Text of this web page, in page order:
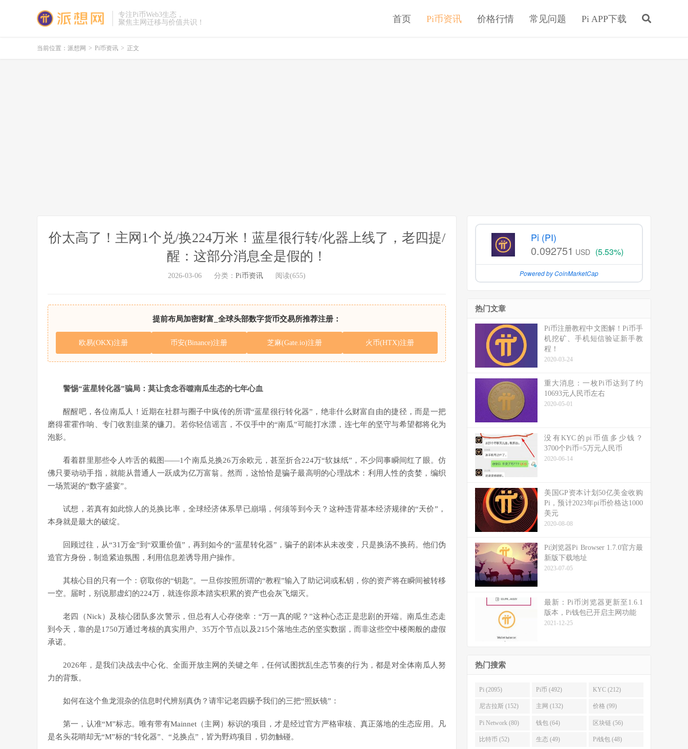
专注Pi币Web3生态，
聚焦主网迁移与价值共识！
首页 Pi币资讯 价格行情 常见问题 Pi APP下载
当前位置： 派想网 > Pi币资讯 > 正文
价太高了！主网1个兑/换224万米！蓝星很行转/化器上线了，老四提/
醒：这部分消息全是假的！
2026-03-06 分类： Pi币资讯 阅读(655)
提前布局加密财富_全球头部数字货币交易所推荐注册：
欧易(OKX)注册 币安(Binance)注册 芝麻(Gate.io)注册 火币(HTX)注册
警惕“蓝星转化器”骗局：莫让贪念吞噬南瓜生态的七年心血
醒醒吧，各位南瓜人！近期在社群与圈子中疯传的所谓“蓝星很行转化器”，绝非什么财富自由的捷径，而是一把
磨得霍霍作响、专门收割韭菜的镰刀。若你轻信谣言，不仅手中的“南瓜”可能打水漂，连七年的坚守与希望都将化为
泡影。
看着群里那些令人咋舌的截图——1个南瓜兑换26万余欧元，甚至折合224万“软妹纸”，不少同事瞬间红了眼。仿
佛只要动动手指，就能从普通人一跃成为亿万富翁。然而，这恰恰是骗子最高明的心理战术：利用人性的贪婪，编织
一场荒诞的“数字盛宴”。
试想，若真有如此惊人的兑换比率，全球经济体系早已崩塌，何须等到今天？这种违背基本经济规律的“天价”，
本身就是最大的破绽。
回顾过往，从“31万金”到“双重价值”，再到如今的“蓝星转化器”，骗子的剧本从未改变，只是换汤不换药。他们伪
造官方身份，制造紧迫氛围，利用信息差诱导用户操作。
其核心目的只有一个：窃取你的“钥匙”。一旦你按照所谓的“教程”输入了助记词或私钥，你的资产将在瞬间被转移
一空。届时，别说那虚幻的224万，就连你原本踏实积累的资产也会灰飞烟灭。
老四（Nick）及核心团队多次警示，但总有人心存侥幸：“万一真的呢？”这种心态正是悲剧的开端。南瓜生态走
到今天，靠的是1750万通过考核的真实用户、35万个节点以及215个落地生态的坚实数据，而非这些空中楼阁般的虚假
承诺。
2026年，是我们决战去中心化、全面开放主网的关键之年，任何试图扰乱生态节奏的行为，都是对全体南瓜人努
力的背叛。
如何在这个鱼龙混杂的信息时代辨别真伪？请牢记老四赐予我们的三把“照妖镜”：
第一，认准“M”标志。唯有带有Mainnet（主网）标识的项目，才是经过官方严格审核、真正落地的生态应用。凡
是名头花哨却无“M”标的“转化器”、“兑换点”，皆为野鸡项目，切勿触碰。
Pi (PI)
0.092751 USD (5.53%)
Powered by CoinMarketCap
热门文章
Pi币注册教程中文图解！Pi币手
机挖矿、手机短信验证新手教
程！
2020-03-24
重大消息：一枚Pi币达到了约
10693元人民币左右
2020-05-01
没有KYC的pi币值多少钱？
3700个Pi币=5万元人民币
2020-06-14
美国GP资本计划50亿美金收购
Pi，预计2023年pi币价格达1000
美元
2020-08-08
Pi浏览器Pi Browser 1.7.0官方最
新版下载地址
2023-07-05
最新：Pi币浏览器更新至1.6.1
版本，Pi钱包已开启主网功能
2021-12-25
热门搜索
Pi (2095) Pi币 (492) KYC (212)
尼古拉斯 (152) 主网 (132) 价格 (99)
Pi Network (80) 钱包 (64) 区块链 (56)
比特币 (52) 生态 (49) Pi钱包 (48)